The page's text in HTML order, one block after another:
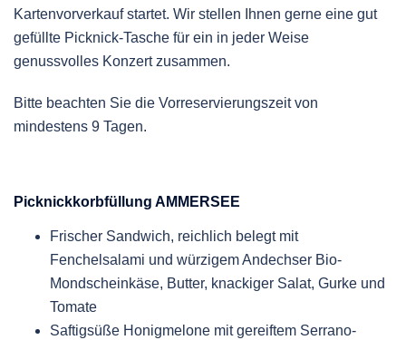
Kartenvorverkauf startet. Wir stellen Ihnen gerne eine gut
gefüllte Picknick-Tasche für ein in jeder Weise
genussvolles Konzert zusammen.
Bitte beachten Sie die Vorreservierungszeit von
mindestens 9 Tagen.
Picknickkorbfüllung AMMERSEE
Frischer Sandwich, reichlich belegt mit
Fenchelsalami und würzigem Andechser Bio-
Mondscheinkäse, Butter, knackiger Salat, Gurke und
Tomate
Saftigsüße Honigmelone mit gereiftem Serrano-